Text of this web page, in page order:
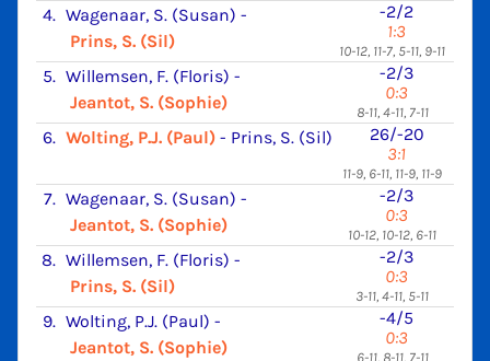
4. Wagenaar, S. (Susan) -
Prins, S. (Sil)
-2/2
1:3
10-12, 11-7, 5-11, 9-11
5. Willemsen, F. (Floris) -
Jeantot, S. (Sophie)
-2/3
0:3
8-11, 4-11, 7-11
6. Wolting, P.J. (Paul) - Prins, S. (Sil)
26/-20
3:1
11-9, 6-11, 11-9, 11-9
7. Wagenaar, S. (Susan) -
Jeantot, S. (Sophie)
-2/3
0:3
10-12, 10-12, 6-11
8. Willemsen, F. (Floris) -
Prins, S. (Sil)
-2/3
0:3
3-11, 4-11, 5-11
9. Wolting, P.J. (Paul) -
Jeantot, S. (Sophie)
-4/5
0:3
6-11, 8-11, 7-11